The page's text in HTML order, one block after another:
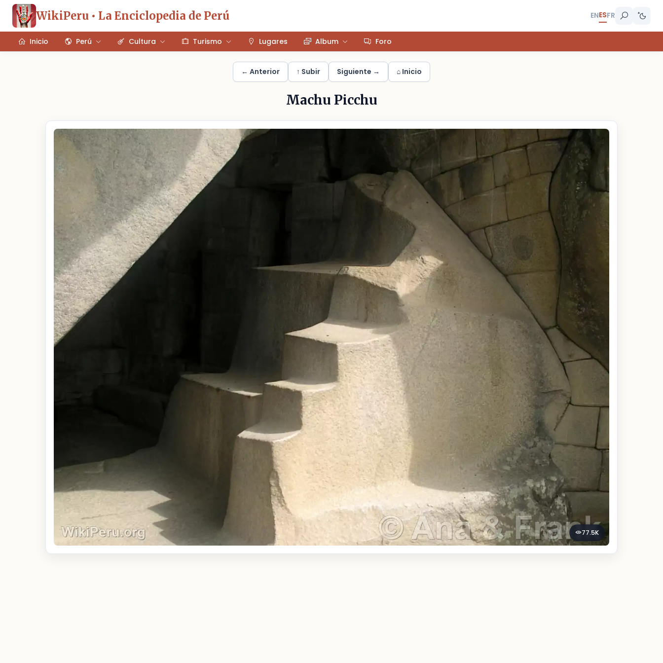
WikiPeru • La Enciclopedia de Perú ENESFR
Inicio Perú Cultura Turismo Lugares Album Foro
← Anterior ↑ Subir Siguiente → ⌂ Inicio
Machu Picchu
77.5K